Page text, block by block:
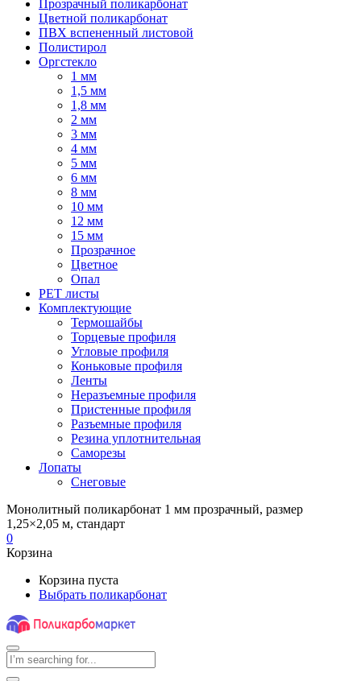
Прозрачный поликарбонат
Цветной поликарбонат
ПВХ вспененный листовой
Полистирол
Оргстекло
1 мм
1,5 мм
1,8 мм
2 мм
3 мм
4 мм
5 мм
6 мм
8 мм
10 мм
12 мм
15 мм
Прозрачное
Цветное
Опал
PET листы
Комплектующие
Термошайбы
Торцевые профиля
Угловые профиля
Коньковые профиля
Ленты
Неразъемные профиля
Пристенные профиля
Разъемные профиля
Резина уплотнительная
Саморезы
Лопаты
Снеговые
Монолитный поликарбонат 1 мм прозрачный, размер
1,25×2,05 м, стандарт
0
Корзина
Корзина пуста
Выбрать поликарбонат